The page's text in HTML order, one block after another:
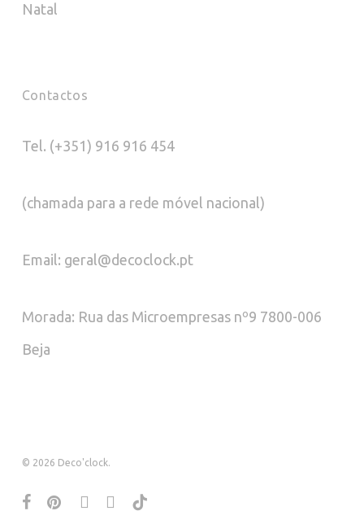
Natal
Contactos
Tel. (+351) 916 916 454
(chamada para a rede móvel nacional)
Email: geral@decoclock.pt
Morada: Rua das Microempresas nº9 7800-006
Beja
© 2026 Deco'clock.
facebookpinterestinstagramwhatsapp
tiktok